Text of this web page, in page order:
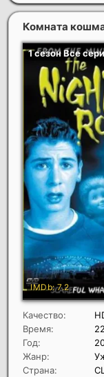
Комната
Качество:
Время:
Год:
Жанр:
Страна: